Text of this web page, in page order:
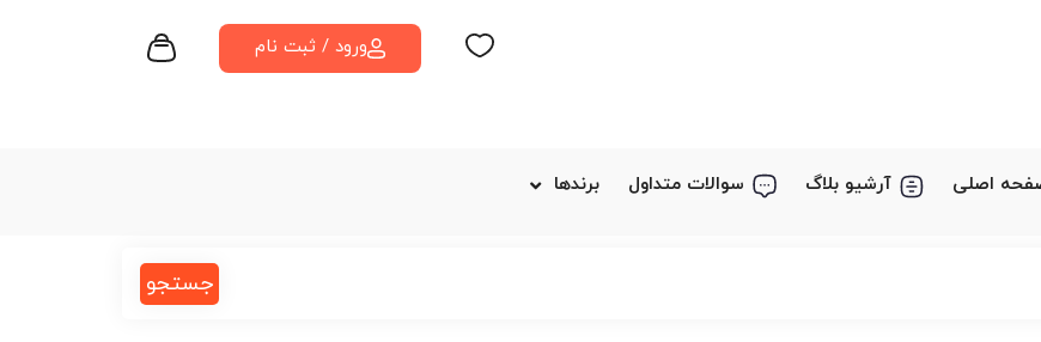
ورود / ثبت نام
اصلی آرشیو بلاگ سوالات متداول برندها
جستجو